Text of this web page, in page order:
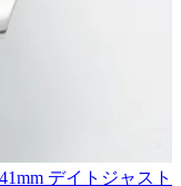
デイトジャスト